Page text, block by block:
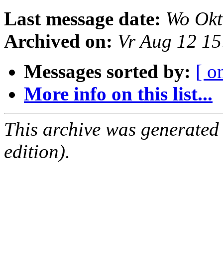
Last message date: Wo
Archived on: Vr Aug 12
Messages sorted by: [
More info on this list...
This archive was
edition).